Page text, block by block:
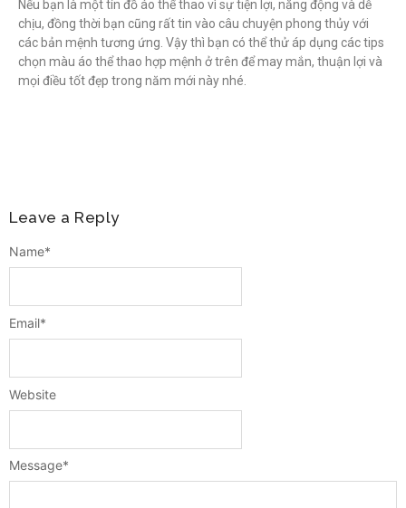
Nếu bạn là một tín đồ áo thể thao vì sự tiện lợi, năng động và dễ
chịu, đồng thời bạn cũng rất tin vào câu chuyện phong thủy với
các bản mệnh tương ứng. Vậy thì bạn có thể thử áp dụng các tips
chọn màu áo thể thao hợp mệnh ở trên để may mắn, thuận lợi và
mọi điều tốt đẹp trong năm mới này nhé.
Leave a Reply
Message*
Name*
Email*
Website